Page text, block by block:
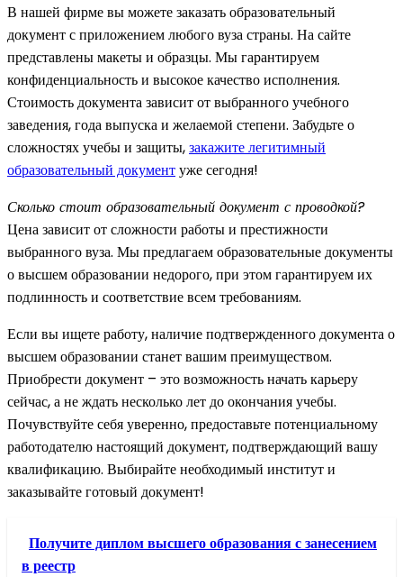
В нашей фирме вы можете заказать образовательный
документ с приложением любого вуза страны. На сайте
представлены макеты и образцы. Мы гарантируем
конфиденциальность и высокое качество исполнения.
Стоимость документа зависит от выбранного учебного
заведения, года выпуска и желаемой степени. Забудьте о
сложностях учебы и защиты,закажите легитимный
образовательный документуже сегодня!
Сколько стоит образовательный документ с проводкой?
Цена зависит от сложности работы и престижности
выбранного вуза. Мы предлагаем образовательные документы
о высшем образовании недорого, при этом гарантируем их
подлинность и соответствие всем требованиям.
Если вы ищете работу, наличие подтвержденного документа о
высшем образовании станет вашим преимуществом.
Приобрести документ – это возможность начать карьеру
сейчас, а не ждать несколько лет до окончания учебы.
Почувствуйте себя уверенно, предоставьте потенциальному
работодателю настоящий документ, подтверждающий вашу
квалификацию. Выбирайте необходимый институт и
заказывайте готовый документ!
Получите диплом высшего образования с занесением
в реестр